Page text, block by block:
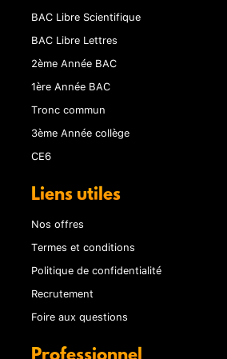
BAC Libre Scientifique
BAC Libre Lettres
2ème Année BAC
1ère Année BAC
Tronc commun
3ème Année collège
CE6
Liens utiles
Nos offres
Termes et conditions
Politique de confidentialité
Recrutement
Foire aux questions